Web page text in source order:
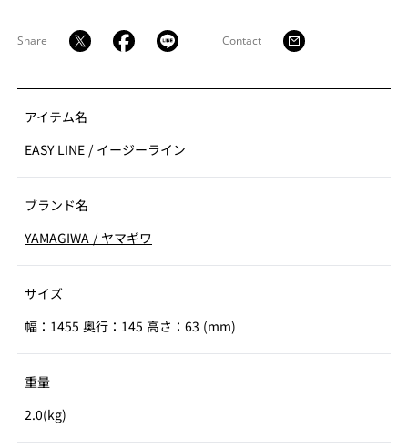
Share Contact
アイテム名
EASY LINE / イージーライン
ブランド名
YAMAGIWA / ヤマギワ
サイズ
幅：1455 奥行：145 高さ：63 (mm)
重量
2.0(kg)